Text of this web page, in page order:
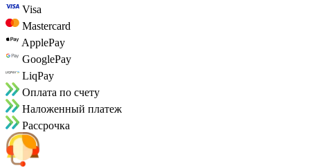
Visa
Mastercard
ApplePay
GooglePay
LiqPay
Оплата по счету
Наложенный платеж
Рассрочка